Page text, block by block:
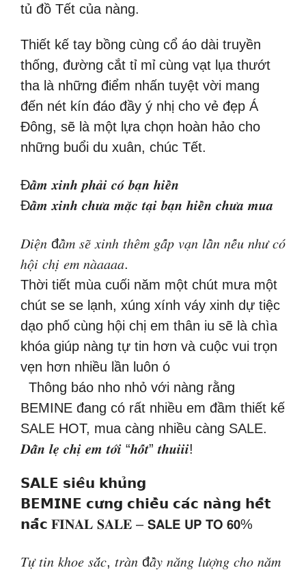
tủ đồ Tết của nàng.
Thiết kế tay bồng cùng cổ áo dài truyền
thống, đường cắt tỉ mỉ cùng vạt lụa thướt
tha là những điểm nhấn tuyệt vời mang
đến nét kín đáo đầy ý nhị cho vẻ đẹp Á
Đông, sẽ là một lựa chọn hoàn hảo cho
những buổi du xuân, chúc Tết.
Đ𝒂̂̀𝒎 𝒙𝒊𝒏𝒉 𝒑𝒉𝒂̉𝒊 𝒄𝒐́ 𝒃𝒂̣𝒏 𝒉𝒊𝒆̂̀𝒏
Đ𝒂̂̀𝒎 𝒙𝒊𝒏𝒉 𝒄𝒉𝒖̛𝒂 𝒎𝒂̣̆𝒄 𝒕𝒂̣𝒊 𝒃𝒂̣𝒏 𝒉𝒊𝒆̂̀𝒏 𝒄𝒉𝒖̛𝒂 𝒎𝒖𝒂
𝐷𝑖𝑒̣̂𝑛 đ𝑎̂̀𝑚 𝑠𝑒̃ 𝑥𝑖𝑛ℎ 𝑡ℎ𝑒̂𝑚 𝑔𝑎̂́𝑝 𝑣𝑎̣𝑛 𝑙𝑎̂̀𝑛 𝑛𝑒̂́𝑢 𝑛ℎ𝑢̛ 𝑐𝑜́
ℎ𝑜̣̂𝑖 𝑐ℎ𝑖̣ 𝑒𝑚 𝑛𝑎̀𝑎𝑎𝑎𝑎.
Thời tiết mùa cuối năm một chút mưa một
chút se se lạnh, xúng xính váy xinh dự tiệc
dạo phố cùng hội chị em thân iu sẽ là chìa
khóa giúp nàng tự tin hơn và cuộc vui trọn
vẹn hơn nhiều lần luôn ó
Thông báo nho nhỏ với nàng rằng
BEMINE đang có rất nhiều em đầm thiết kế
SALE HOT, mua càng nhiều càng SALE.
𝑫𝒂̂̃𝒏 𝒍𝒆̣ 𝒄𝒉𝒊̣ 𝒆𝒎 𝒕𝒐̛́𝒊 “𝒉𝒐̂́𝒕” 𝒕𝒉𝒖𝒊𝒊𝒊!
𝗦𝗔𝗟𝗘 𝘀𝗶𝗲̂𝘂 𝗸𝗵𝘂̉𝗻𝗴
𝗕𝗘𝗠𝗜𝗡𝗘 𝗰𝘂̛𝗻𝗴 𝗰𝗵𝗶𝗲̂̀𝘂 𝗰𝗮́𝗰 𝗻𝗮̀𝗻𝗴 𝗵𝗲̂́𝘁
𝗻𝗮̂́𝗰 𝐅𝐈𝐍𝐀𝐋 𝐒𝐀𝐋𝐄 – 𝗦𝗔𝗟𝗘 𝗨𝗣 𝗧𝗢 𝟲𝟬%
𝑇𝑢̛̣ 𝑡𝑖𝑛 𝑘ℎ𝑜𝑒 𝑠𝑎̆́𝑐, 𝑡𝑟𝑎̀𝑛 đ𝑎̂̀𝑦 𝑛𝑎̆𝑛𝑔 𝑙𝑢̛𝑜̛̣𝑛𝑔 𝑐ℎ𝑜 𝑛𝑎̆𝑚